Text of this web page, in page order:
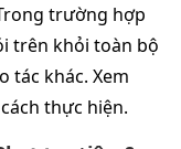
trường hợp
trên khỏi toàn bộ
tác khác. Xem
thực hiện.